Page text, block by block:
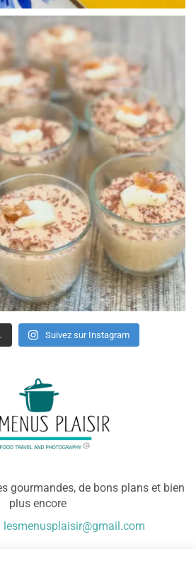
Suivez sur Instagram
gourmandes, de bons plans et bien
plus encore
lesmenusplaisir@gmail.com